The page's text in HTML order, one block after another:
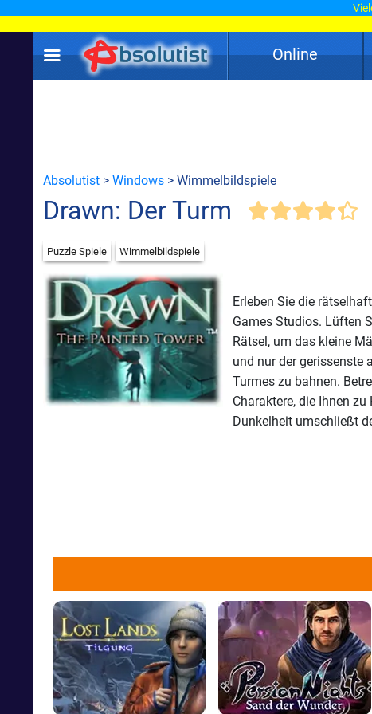
Online
Absolutist > Windows > Wimmelbildspiele
Drawn: Der Turm
Puzzle Spiele Wimmelbildspiele
Erleben Sie die
Games Studios. Lüften
Rätsel, um das kleine
und nur der gerissenste
Turmes zu bahnen.
Charaktere, die Ihnen
Dunkelheit umschließt